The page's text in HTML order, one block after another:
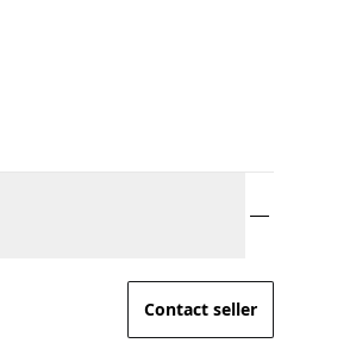
Contact seller